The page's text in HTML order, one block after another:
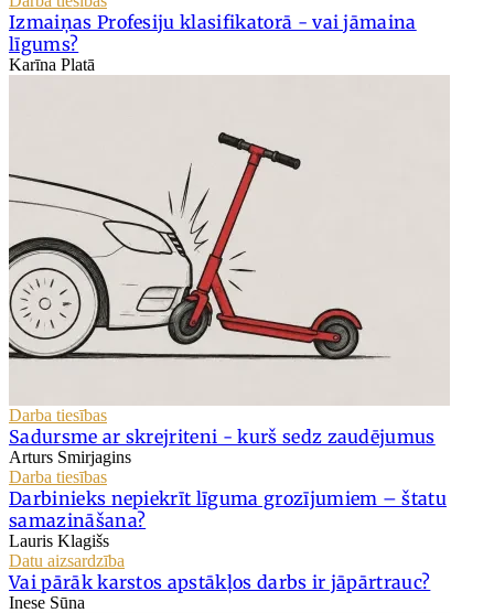
Izmaiņas Profesiju klasifikatorā - vai jāmaina
līgums?
Karīna Platā
Darba tiesības
Sadursme ar skrejriteni - kurš sedz zaudējumus
Arturs Smirjagins
Darba tiesības
Darbinieks nepiekrīt līguma grozījumiem – štatu
samazināšana?
Lauris Klagišs
Datu aizsardzība
Vai pārāk karstos apstākļos darbs ir jāpārtrauc?
Inese Sūna